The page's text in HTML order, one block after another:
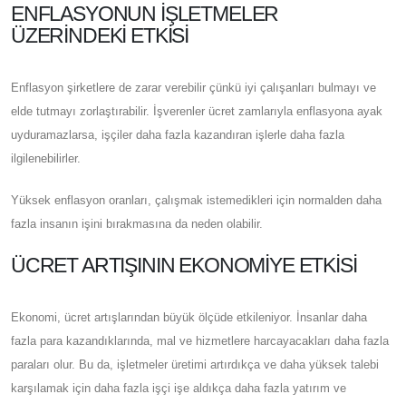
ENFLASYONUN İŞLETMELER
ÜZERINDEKI ETKISI
Enflasyon şirketlere de zarar verebilir çünkü iyi çalışanları bulmayı ve
elde tutmayı zorlaştırabilir. İşverenler ücret zamlarıyla enflasyona ayak
uyduramazlarsa, işçiler daha fazla kazandıran işlerle daha fazla
ilgilenebilirler.
Yüksek enflasyon oranları, çalışmak istemedikleri için normalden daha
fazla insanın işini bırakmasına da neden olabilir.
ÜCRET ARTIŞININ EKONOMIYE ETKISI
Ekonomi, ücret artışlarından büyük ölçüde etkileniyor. İnsanlar daha
fazla para kazandıklarında, mal ve hizmetlere harcayacakları daha fazla
paraları olur. Bu da, işletmeler üretimi artırdıkça ve daha yüksek talebi
karşılamak için daha fazla işçi işe aldıkça daha fazla yatırım ve